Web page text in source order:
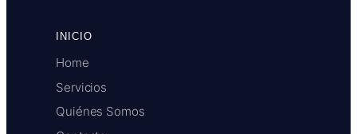
INICIO
Home
Servicios
Quiénes Somos